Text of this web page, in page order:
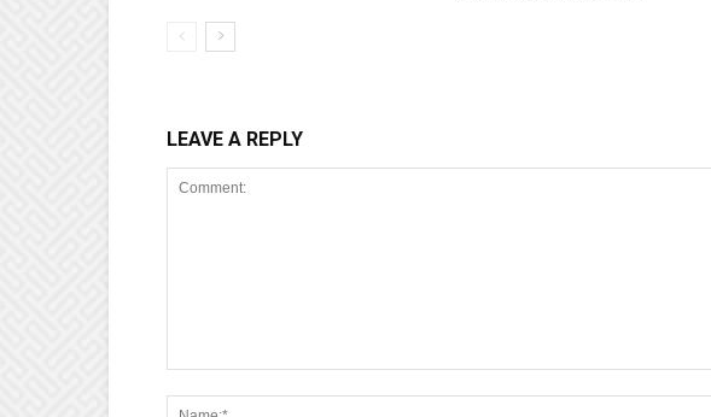
LEAVE A REPLY